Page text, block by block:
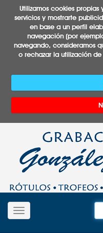
Utilizamos cookies
servicios y mostrarte
en base a un perfil
navegación (por
navegando, consideramos
o rechazar la utilización
Desplegar navegación